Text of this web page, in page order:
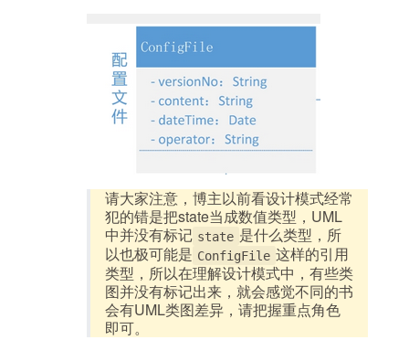
请大家注意，博主以前看设计模式经常
犯的错是把state当成数值类型，UML
中并没有标记 state 是什么类型，所
以也极可能是 ConfigFile 这样的引用
类型，所以在理解设计模式中，有些类
图并没有标记出来，就会感觉不同的书
会有UML类图差异，请把握重点角色
即可。